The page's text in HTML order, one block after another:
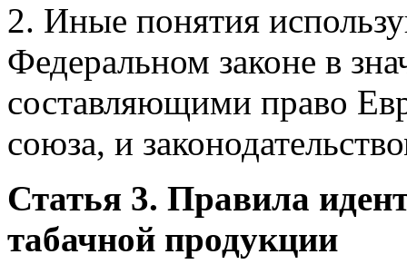
2. Иные понятия
Федеральном законе в
составляющими право
союза, и
Статья 3. Правила
табачной продукции